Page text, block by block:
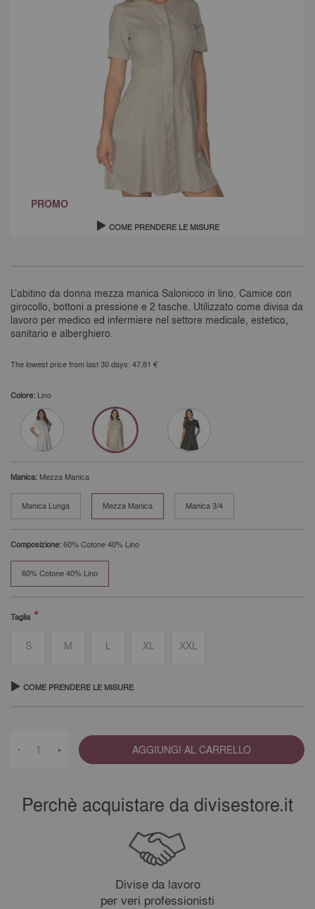
PROMO
COME PRENDERE LE MISURE
L’abitino da donna mezza manica Salonicco in lino. Camice con
girocollo, bottoni a pressione e 2 tasche. Utilizzato come divisa da
lavoro per medico ed infermiere nel settore medicale, estetico,
sanitario e alberghiero.
The lowest price from last 30 days: 47,81 €
Colore: Lino
Manica: Mezza Manica
Manica Lunga Mezza Manica Manica 3/4
Composizione:60% Cotone 40% Lino
60% Cotone 40% Lino
Taglia
S M L XL XXL
COME PRENDERE LE MISURE
- + AGGIUNGI AL CARRELLO
Perchè acquistare da divisestore.it
Divise da lavoro
per veri professionisti
VEDI TUTTI I PRODOTTI
PANTALONI GONNE E BERMUDA
VEDI TUTTI I PRODOTTI
MAGLIERIA POLO MAGLIETTE
PANTALONI GONNE E BERMUDA
VEDI TUTTI I PRODOTTI
MAGLIERIA POLO MAGLIETTE
PANTALONI GONNE E BERMUDA
PANTALONI EXTRA LARGE
VEDI TUTTI I PRODOTTI
VEDI TUTTI I PRODOTTI